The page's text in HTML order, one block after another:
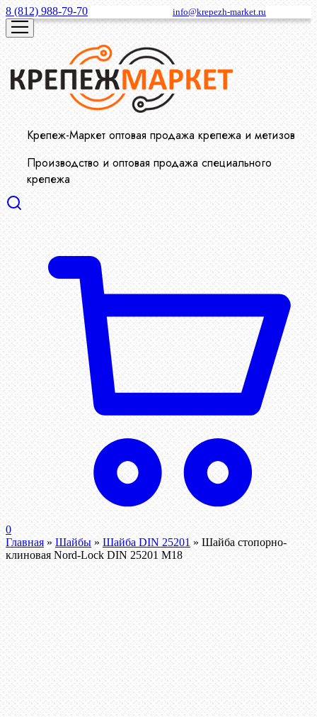
8 (812) 988-79-70 info@krepezh-market.ru
Крепеж-Маркет оптовая продажа крепежа и метизов
Производство и оптовая продажа специального
крепежа
0
Главная » Шайбы » Шайба DIN 25201 » Шайба стопорно-
клиновая Nord-Lock DIN 25201 М18